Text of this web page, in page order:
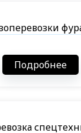
Подробнее